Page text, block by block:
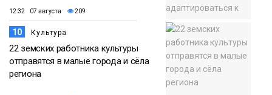
12:32 07 августа 209
10 Культура
22 земских работника культуры
отправятся в малые города и сёла
региона